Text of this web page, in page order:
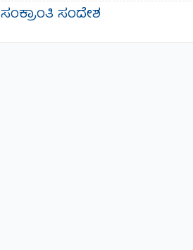
ಸಂಕ್ರಾಂತಿ ಸಂದೇಶ